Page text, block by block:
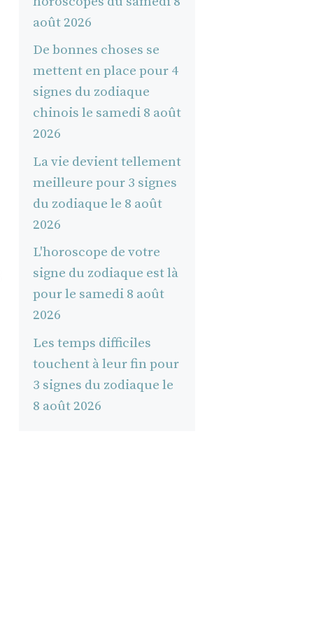
août 2026
De bonnes choses se
mettent en place pour 4
signes du zodiaque
chinois le samedi 8 août
2026
La vie devient tellement
meilleure pour 3 signes
du zodiaque le 8 août
2026
L'horoscope de votre
signe du zodiaque est là
pour le samedi 8 août
2026
Les temps difficiles
touchent à leur fin pour
3 signes du zodiaque le
8 août 2026